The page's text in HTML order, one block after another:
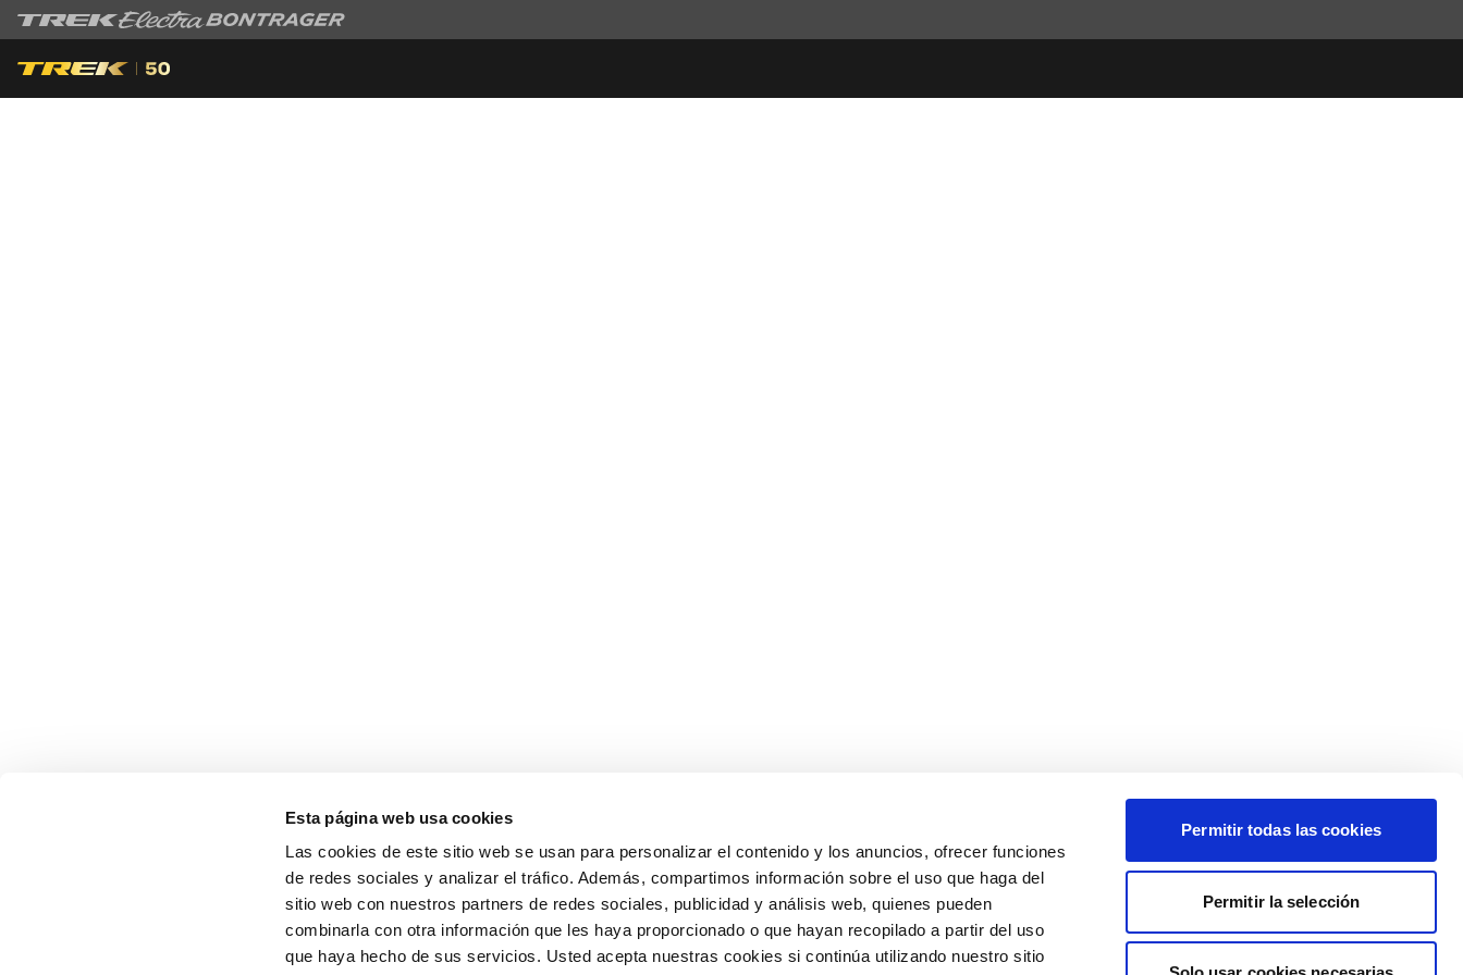
Esta página web usa cookies
Las cookies de este sitio web se usan para personalizar el contenido y los anuncios, ofrecer funciones
de redes sociales y analizar el tráfico. Además, compartimos información sobre el uso que haga del
sitio web con nuestros partners de redes sociales, publicidad y análisis web, quienes pueden
combinarla con otra información que les haya proporcionado o que hayan recopilado a partir del uso
que haya hecho de sus servicios. Usted acepta nuestras cookies si continúa utilizando nuestro sitio
Permitir todas las cookies
Permitir la selección